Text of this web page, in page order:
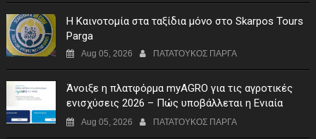
Η Καινοτομία στα ταξίδια μόνο στο Skarpos Tours
Parga
Aug 05, 2026 ΠΑΤΑΤΟΥΚΟΣ ΠΑΡΓΑ
Άνοιξε η πλατφόρμα myAGRO για τις αγροτικές
ενισχύσεις 2026 – Πώς υποβάλλεται η Ενιαία
Αίτηση Ενίσχυσης
Aug 05, 2026 ΠΑΤΑΤΟΥΚΟΣ ΠΑΡΓΑ